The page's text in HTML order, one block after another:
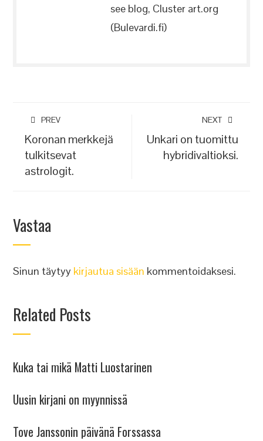
see blog, Cluster art.org
(Bulevardi.fi)
PREV
Koronan merkkejä
tulkitsevat
astrologit.
NEXT
Unkari on tuomittu
hybridivaltioksi.
Vastaa
Sinun täytyy kirjautua sisään kommentoidaksesi.
Related Posts
Kuka tai mikä Matti Luostarinen
Uusin kirjani on myynnissä
Tove Janssonin päivänä Forssassa